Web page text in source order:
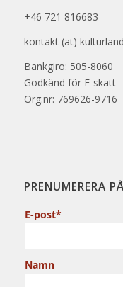
+46 721 816683
kontakt (at)
Bankgiro: 505-8060
Godkänd för F-skatt
Org.nr: 769626-9716
PRENUMERERA
E-post*
Namn